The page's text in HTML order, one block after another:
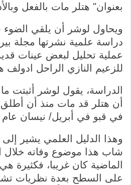
بعنوان" هتلر مات بالفعل
ويحاول لوشر أن يلقي
دراسة علمية نشرتها مجلة
عملية تحليل لبعض عينات
للزعيم النازي الراحل ادولف
الدراسة، يقول لوشر أثبتت
أن هتلر قد مات منذ أن
في قبو في أبريل/ نيسان عام 1945.
وهذا الدليل العلمي يشير
شاب هذا موضوع وفاته خلال
الماضية كان غريبا، فكثيرة
على السطح بعدة نظريات